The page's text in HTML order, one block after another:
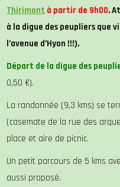
Thirimont à partir de 9h00.
à la digue des peupliers que
l’avenue d’Hyon !!!).
Départ de la digue des
0,50 €).
La randonnée (9,3 kms) se
(casemate de la rue des
place et aire de picnic.
Un petit parcours de 5 kms
aussi proposé.